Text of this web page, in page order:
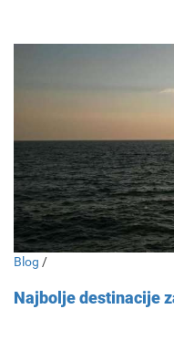
Blog /
Najbolje destinacije